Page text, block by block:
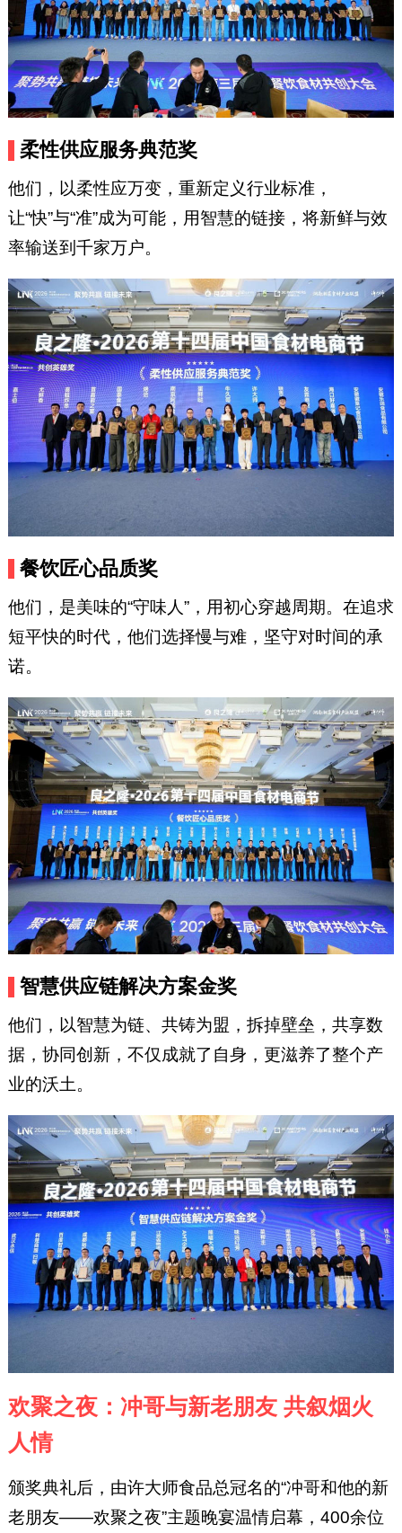
柔性供应服务典范奖
他们，以柔性应万变，重新定义行业标准，
让“快”与“准”成为可能，用智慧的链接，将新鲜与效
率输送到千家万户。
餐饮匠心品质奖
他们，是美味的“守味人”，用初心穿越周期。在追求
短平快的时代，他们选择慢与难，坚守对时间的承
诺。
智慧供应链解决方案金奖
他们，以智慧为链、共铸为盟，拆掉壁垒，共享数
据，协同创新，不仅成就了自身，更滋养了整个产
业的沃土。
欢聚之夜：冲哥与新老朋友 共叙烟火
人情
颁奖典礼后，由许大师食品总冠名的“冲哥和他的新
老朋友——欢聚之夜”主题晚宴温情启幕，400余位